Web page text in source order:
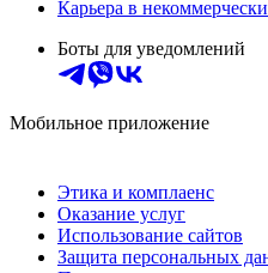
Карьера в
Боты для уведомлений
Мобильное приложение
Этика и комплаенс
Оказание услуг
Использование сайтов
Защита персональных